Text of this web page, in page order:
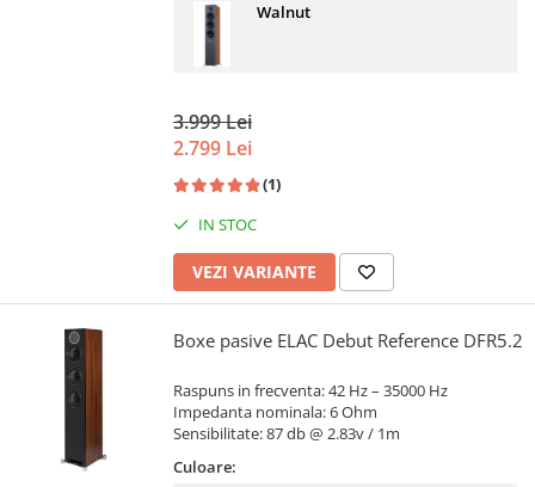
Walnut
3.999 Lei
2.799 Lei
(1)
IN STOC
VEZI VARIANTE
Boxe pasive ELAC Debut Reference DFR5.2
Raspuns in frecventa: 42 Hz – 35000 Hz
Impedanta nominala: 6 Ohm
Sensibilitate: 87 db @ 2.83v / 1m
Culoare: